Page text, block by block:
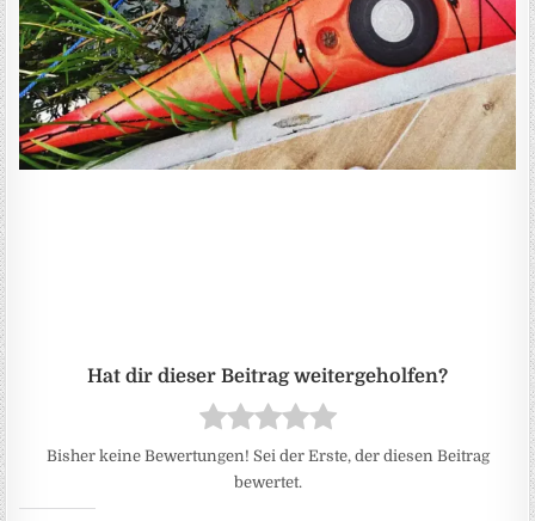
Bisher keine Bewertungen! Sei der Erste, der diesen Beitrag
bewertet.